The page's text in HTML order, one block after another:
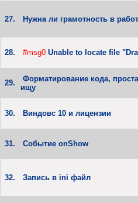
27. Нужна ли грамотность в
28. #msg0 Unable to locate file
29.
Форматирование кода,
ищу
30. Виндовс 10 и лицензии
31. Событие onShow
32. Запись в ini файл